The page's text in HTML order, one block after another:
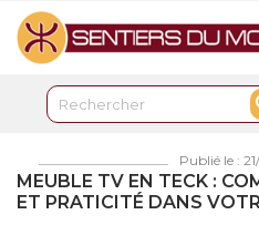
Publié le :
MEUBLE TV EN TECK :
ET PRATICITÉ DANS